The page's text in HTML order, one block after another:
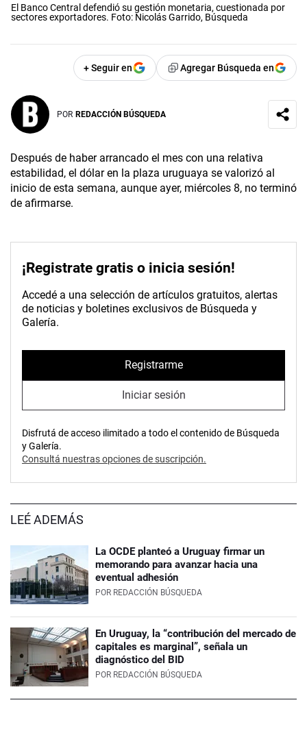
El Banco Central defendió su gestión monetaria, cuestionada por
sectores exportadores. Foto: Nicolás Garrido, Búsqueda
+ Seguir en Agregar Búsqueda en
POR REDACCIÓN BÚSQUEDA
Después de haber arrancado el mes con una relativa
estabilidad, el dólar en la plaza uruguaya se valorizó al
inicio de esta semana, aunque ayer, miércoles 8, no terminó
de afirmarse.
¡Registrate gratis o inicia sesión!
Accedé a una selección de artículos gratuitos, alertas
de noticias y boletines exclusivos de Búsqueda y
Galería.
Registrarme
Iniciar sesión
Disfrutá de acceso ilimitado a todo el contenido de Búsqueda
y Galería.
Consultá nuestras opciones de suscripción.
LEÉ ADEMÁS
La OCDE planteó a Uruguay firmar un
memorando para avanzar hacia una
eventual adhesión
POR REDACCIÓN BÚSQUEDA
En Uruguay, la “contribución del mercado de
capitales es marginal”, señala un
diagnóstico del BID
POR REDACCIÓN BÚSQUEDA